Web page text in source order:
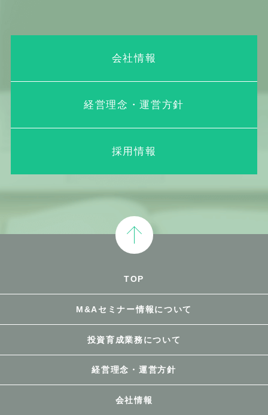
会社情報
経営理念・運営方針
採用情報
TOP
M&Aセミナー情報について
投資育成業務について
経営理念・運営方針
会社情報